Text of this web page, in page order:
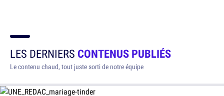
LES DERNIERS CONTENUS PUBLIÉS
Le contenu chaud, tout juste sorti de notre équipe